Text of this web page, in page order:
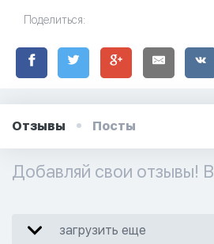
Поделиться:
Отзывы Посты
Добавляй свои отзывы! В
загрузить еще